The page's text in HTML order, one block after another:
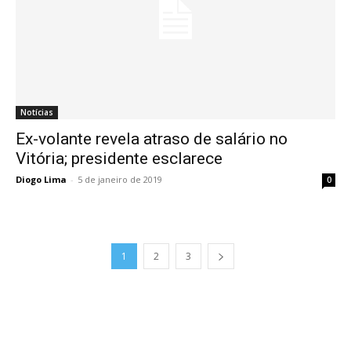
Notícias
Ex-volante revela atraso de salário no
Vitória; presidente esclarece
Diogo Lima - 5 de janeiro de 2019 0
1 2 3